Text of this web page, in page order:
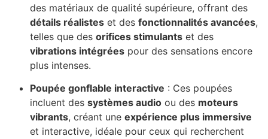
des matériaux de qualité supérieure, offrant des
détails réalistes et des fonctionnalités avancées,
telles que des orifices stimulants et des
vibrations intégrées pour des sensations encore
plus intenses.
Poupée gonflable interactive : Ces poupées
incluent des systèmes audio ou des moteurs
vibrants, créant une expérience plus immersive
et interactive, idéale pour ceux qui recherchent